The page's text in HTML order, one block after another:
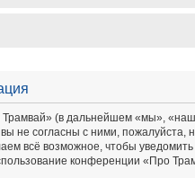
(в дальнейшем «мы»,
не согласны с ними, пожалуйста,
всё возможное, чтобы
конференции «Про